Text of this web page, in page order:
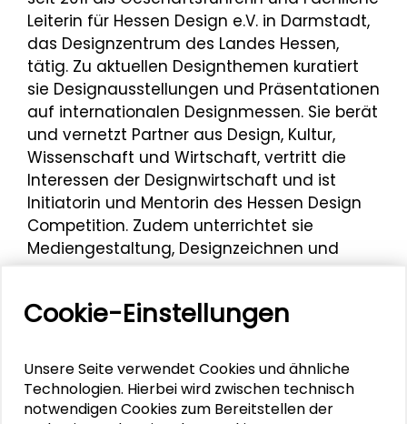
Leiterin für Hessen Design e.V. in Darmstadt,
das Designzentrum des Landes Hessen,
tätig. Zu aktuellen Designthemen kuratiert
sie Designausstellungen und Präsentationen
auf internationalen Designmessen. Sie berät
und vernetzt Partner aus Design, Kultur,
Wissenschaft und Wirtschaft, vertritt die
Interessen der Designwirtschaft und ist
Initiatorin und Mentorin des Hessen Design
Competition. Zudem unterrichtet sie
Mediengestaltung, Designzeichnen und
Kunst an einer Berufsfachoberschule.
Produktgestaltung und Medienkunst der
Offenbach, arbeitete dann freiberuflich und
gründete 2004 das Büro Fernsicht-Film.
Cookie-Einstellungen
Unsere Seite verwendet Cookies und ähnliche
Technologien. Hierbei wird zwischen technisch
notwendigen Cookies zum Bereitstellen der